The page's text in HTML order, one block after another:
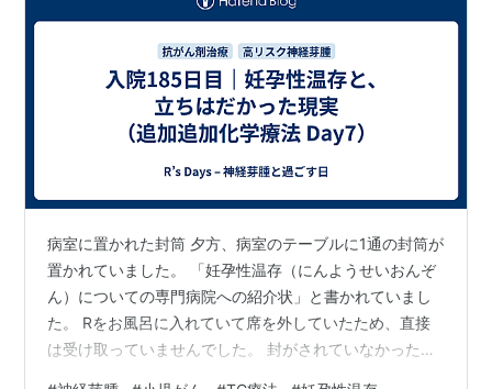
病室に置かれた封筒 夕方、病室のテーブルに1通の封筒が
置かれていました。 「妊孕性温存（にんようせいおんぞ
ん）についての専門病院への紹介状」と書かれていまし
た。 Rをお風呂に入れていて席を外していたため、直接
は受け取っていませんでした。 封がされていなかったの